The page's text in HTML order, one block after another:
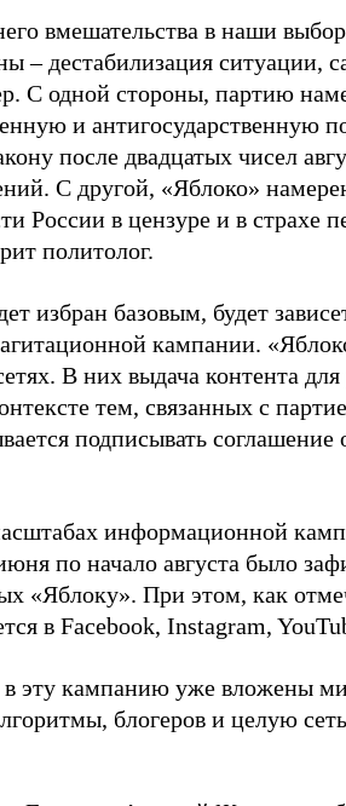
вмешательства в наши
– дестабилизация ситуации,
С одной стороны, партию
и антигосударственную
после двадцатых чисел
С другой, «Яблоко»
России в цензуре и в страхе
политолог.
избран базовым, будет
кампании.
В них выдача контента
тем, связанных с
подписывать
информационной
по начало августа было
«Яблоку». При этом, как
в Facebook, Instagram,
эту кампанию уже вложены
блогеров и целую